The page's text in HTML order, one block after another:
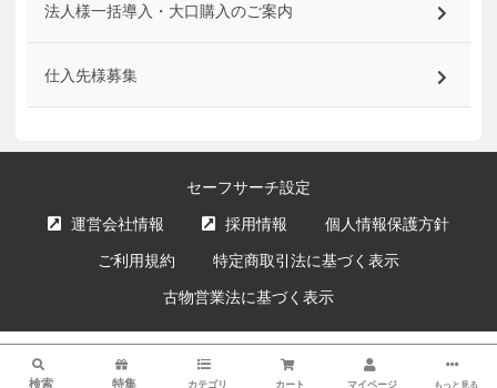
法人様一括導入・大口購入のご案内
仕入先様募集
セーフサーチ設定
運営会社情報 採用情報 個人情報保護方針
ご利用規約 特定商取引法に基づく表示
古物営業法に基づく表示
複製、無断転載を禁止します。
検索 特集 カテゴリ カート マイページ もっと見る
検索